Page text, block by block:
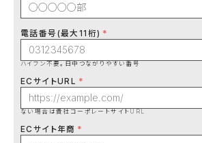
電話番号(最大11桁)
ハイフン不要。日中つながりやすい番号
ECサイトURL
ない場合は貴社コーポレートサイトURL
ECサイト年商